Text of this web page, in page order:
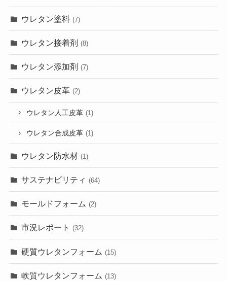
ウレタン塗料 (7)
ウレタン接着剤 (8)
ウレタン添加剤 (7)
ウレタン皮革 (2)
ウレタン人工皮革 (1)
ウレタン合成皮革 (1)
ウレタン防水材 (1)
サステナビリティ (64)
モールドフォーム (2)
市況レポート (32)
硬質ウレタンフォーム (15)
軟質ウレタンフォーム (13)